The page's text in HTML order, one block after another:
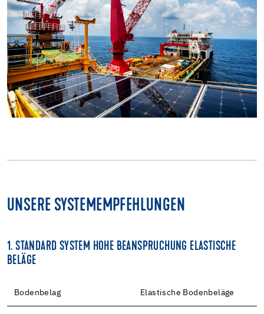
UNSERE SYSTEMEMPFEHLUNGEN
1. STANDARD SYSTEM HOHE BEANSPRUCHUNG ELASTISCHE
BELÄGE
Bodenbelag Elastische Bodenbeläge